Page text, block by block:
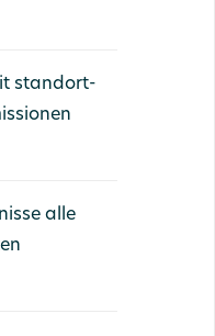
standort-
alle